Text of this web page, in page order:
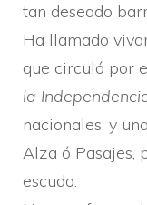
tan deseado
Ha llamado
que circuló por
la
nacionales, y
Alza ó Pasajes,
escudo.